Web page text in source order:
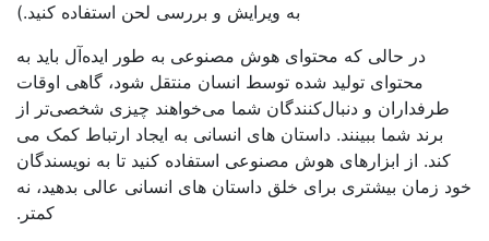
به ویرایش و بررسی لحن استفاده کنید.)
در حالی که محتوای هوش مصنوعی به طور ایده‌آل باید به
محتوای تولید شده توسط انسان منتقل شود، گاهی اوقات
طرفداران و دنبال‌کنندگان شما می‌خواهند چیزی شخصی‌تر از
برند شما ببینند. داستان های انسانی به ایجاد ارتباط کمک می
کند. از ابزارهای هوش مصنوعی استفاده کنید تا به نویسندگان
زمان بیشتری برای خلق داستان های انسانی عالی بدهید، نه
کمتر.